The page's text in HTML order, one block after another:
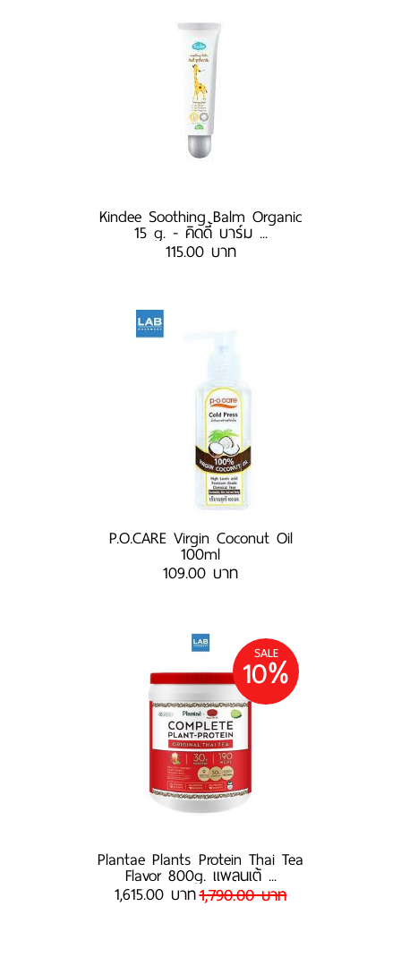
Kindee Soothing Balm Organic
15 g. - คิดดี้ บาร์ม ...
115.00 บาท
P.O.CARE Virgin Coconut Oil
100ml
109.00 บาท
SALE
10%
Plantae Plants Protein Thai Tea
Flavor 800g. แพลนเต้ ...
1,790.00 บาท
1,615.00 บาท